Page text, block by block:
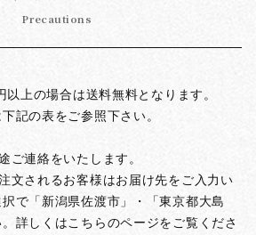
Precautions
上の場合は送料無料となります。
記の表をご参照下さい。
ご連絡をいたします。
文されるお客様はお届け先をご入力い
で「新潟県佐渡市」・「東京都大島
詳しくはこちらのページをご覧くださ